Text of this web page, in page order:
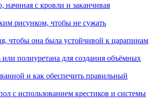
начиная с кровли и заканчивая
рисунком, чтобы не сужать
чтобы она была устойчивой к царапинам
полиуретана для создания объёмных
и как обеспечить правильный
с использованием крестиков и системы